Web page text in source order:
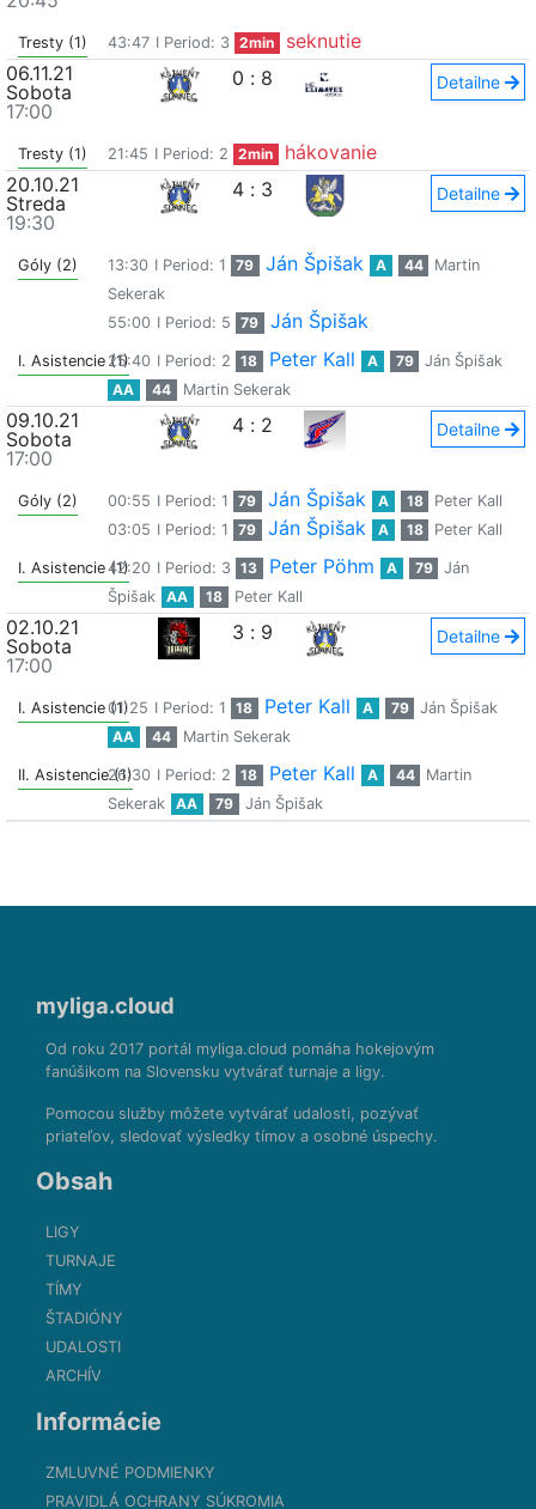
Tresty (1) 43:47 I Period: 3 2min
seknutie
06.11.21
Sobota
17:00
0 : 8 Detailne
Tresty (1) 21:45 I Period: 2 2min
hákovanie
20.10.21
Streda
19:30
4 : 3 Detailne
Góly (2) 13:30 I Period: 1 79 Ján Špišak A 44
Martin
Sekerak
55:00 I Period: 5 79 Ján Špišak
I. Asistencie (1)25:40 I Period: 2 18 Peter Kall A 79
Ján Špišak
AA
44 Martin Sekerak
09.10.21
Sobota
17:00
4 : 2 Detailne
Góly (2) 00:55 I Period: 1 79 Ján Špišak A 18
Peter Kall
03:05 I Period: 1 79 Ján Špišak A 18 Peter Kall
I. Asistencie (1)42:20 I Period: 3 13 Peter Pöhm A 79
Ján
Špišak
AA 18 Peter Kall
02.10.21
Sobota
17:00
3 : 9 Detailne
I. Asistencie (1)01:25 I Period: 1 18 Peter Kall A 79
Ján Špišak
AA
44 Martin Sekerak
II. Asistencie (1)
26:30 I Period: 2 18 Peter Kall A 44
Martin
Sekerak
AA 79 Ján Špišak
myliga.cloud
Od roku 2017 portál myliga.cloud pomáha hokejovým
fanúšikom na Slovensku vytvárať turnaje a ligy.
Pomocou služby môžete vytvárať udalosti, pozývať
priateľov, sledovať výsledky tímov a osobné úspechy.
Obsah
LIGY
TURNAJE
TÍMY
ŠTADIÓNY
UDALOSTI
ARCHÍV
Informácie
ZMLUVNÉ PODMIENKY
PRAVIDLÁ OCHRANY SÚKROMIA